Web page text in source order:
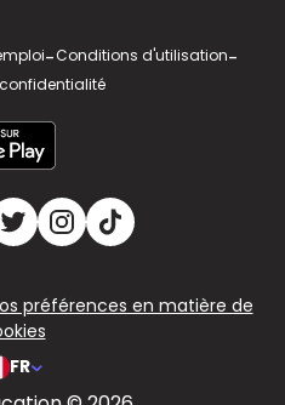
-Conditions d'utilisation-
préférences en matière de
FR